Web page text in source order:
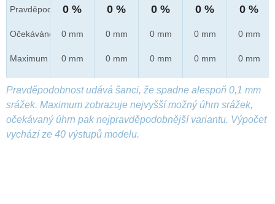
Pravděpod.
Očekáváno
Maximum
0 %
0 mm
0 mm
0 %
0 mm
0 mm
0 %
0 mm
0 mm
0 %
0 mm
0 mm
0 %
0 mm
0 mm
Pravděpodobnost udává šanci, že spadne alespoň 0,1 mm
srážek. Maximum zobrazuje nejvyšší možný úhrn srážek,
očekávaný úhrn pak nejpravděpodobnější variantu. Výpočet
vychází ze 40 výstupů modelu.